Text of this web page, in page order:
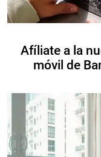
Afíliate a la
móvil de